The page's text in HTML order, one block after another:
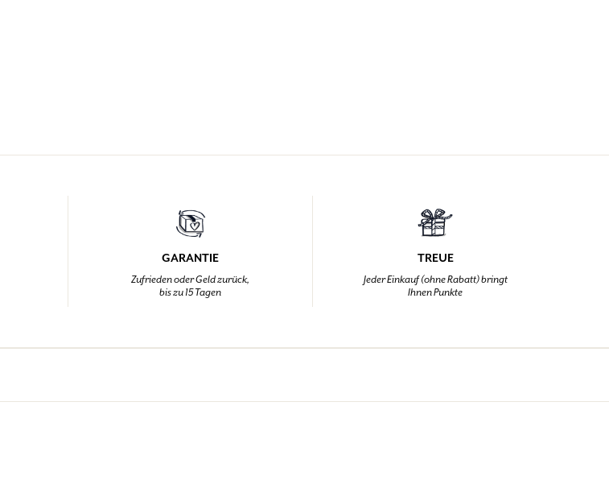
GARANTIE
Zufrieden oder Geld zurück,
bis zu 15 Tagen
TREUE
Jeder Einkauf (ohne Rabatt) bringt
Ihnen Punkte